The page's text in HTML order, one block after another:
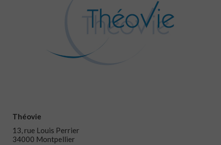
Théovie
13, rue Louis Perrier
34000 Montpellier